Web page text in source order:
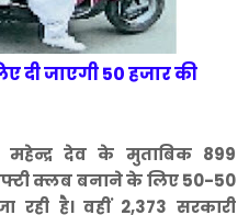
दी जाएगी 50 हजार की
महेन्द्र देव के मुताबिक 899
क्लब बनाने के लिए 50-50
रही है। वहीं 2,373 सरकारी